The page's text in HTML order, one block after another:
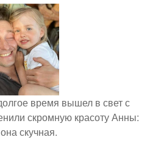
время вышел в свет с
скромную красоту Анны:
скучная.